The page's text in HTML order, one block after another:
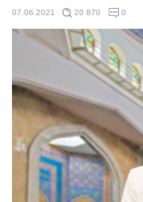
07.06.2021 20 870 0